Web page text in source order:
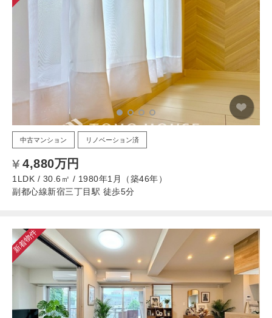
中古マンション リノベーション済
4,880万円
1LDK / 30.6㎡ / 1980年1月（築46年）
副都心線新宿三丁目駅 徒歩5分
新着物件